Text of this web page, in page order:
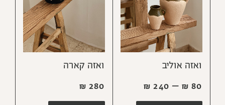
ואזה אוליב
₪ 80
–
₪ 240
ואזה קארה
₪ 280